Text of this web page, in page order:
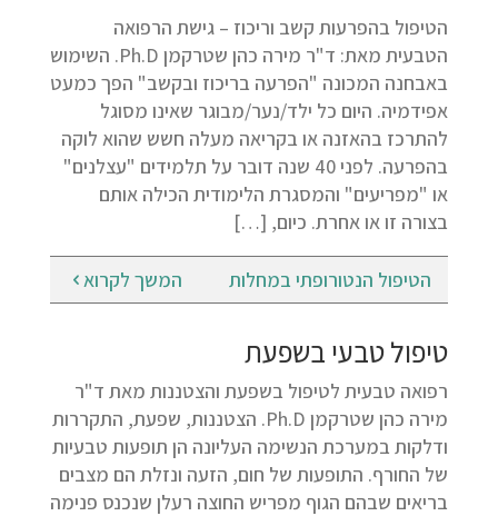
הטיפול בהפרעות קשב וריכוז – גישת הרפואה
הטבעית מאת: ד"ר מירה כהן שטרקמן Ph.D. השימוש
באבחנה המכונה "הפרעה בריכוז ובקשב" הפך כמעט
אפידמיה. היום כל ילד/נער/מבוגר שאינו מסוגל
להתרכז בהאזנה או בקריאה מעלה חשש שהוא לוקה
בהפרעה. לפני 40 שנה דובר על תלמידים "עצלנים"
או "מפריעים" והמסגרת הלימודית הכילה אותם
בצורה זו או אחרת. כיום, […]
הטיפול הנטורופתי במחלות המשך לקרוא
טיפול טבעי בשפעת
רפואה טבעית לטיפול בשפעת והצטננות מאת ד"ר
מירה כהן שטרקמן Ph.D. הצטננות, שפעת, התקררות
ודלקות במערכת הנשימה העליונה הן תופעות טבעיות
של החורף. התופעות של חום, הזעה ונזלת הם מצבים
בריאים שבהם הגוף מפריש החוצה רעלן שנכנס פנימה